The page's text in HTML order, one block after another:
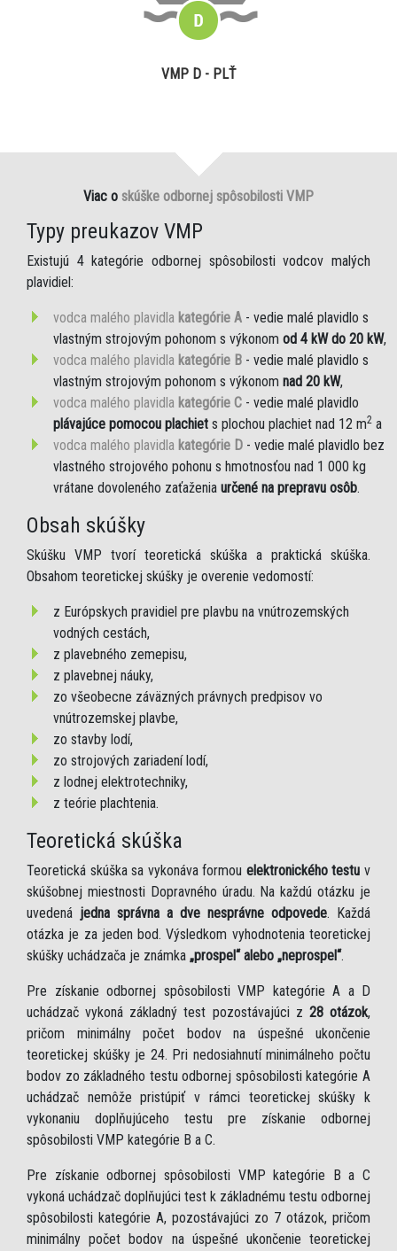
VMP D - PLŤ
Viac o skúške odbornej spôsobilosti VMP
Typy preukazov VMP
Existujú 4 kategórie odbornej spôsobilosti vodcov malých
plavidiel:
vodca malého plavidla kategórie A - vedie malé plavidlo s
vlastným strojovým pohonom s výkonom od 4 kW do 20 kW,
vodca malého plavidla kategórie B - vedie malé plavidlo s
vlastným strojovým pohonom s výkonom nad 20 kW,
vodca malého plavidla kategórie C - vedie malé plavidlo
plávajúce pomocou plachiet s plochou plachiet nad 12 m2 a
vodca malého plavidla kategórie D - vedie malé plavidlo bez
vlastného strojového pohonu s hmotnosťou nad 1 000 kg
vrátane dovoleného zaťaženia určené na prepravu osôb.
Obsah skúšky
Skúšku VMP tvorí teoretická skúška a praktická skúška.
Obsahom teoretickej skúšky je overenie vedomostí:
z Európskych pravidiel pre plavbu na vnútrozemských
vodných cestách,
z plavebného zemepisu,
z plavebnej náuky,
zo všeobecne záväzných právnych predpisov vo
vnútrozemskej plavbe,
zo stavby lodí,
zo strojových zariadení lodí,
z lodnej elektrotechniky,
z teórie plachtenia.
Teoretická skúška
Teoretická skúška sa vykonáva formou elektronického testu v
skúšobnej miestnosti Dopravného úradu. Na každú otázku je
uvedená jedna správna a dve nesprávne odpovede. Každá
otázka je za jeden bod. Výsledkom vyhodnotenia teoretickej
skúšky uchádzača je známka „prospel“ alebo „neprospel“.
Pre získanie odbornej spôsobilosti VMP kategórie A a D
uchádzač vykoná základný test pozostávajúci z 28 otázok,
pričom minimálny počet bodov na úspešné ukončenie
teoretickej skúšky je 24. Pri nedosiahnutí minimálneho počtu
bodov zo základného testu odbornej spôsobilosti kategórie A
uchádzač nemôže pristúpiť v rámci teoretickej skúšky k
vykonaniu doplňujúceho testu pre získanie odbornej
spôsobilosti VMP kategórie B a C.
Pre získanie odbornej spôsobilosti VMP kategórie B a C
vykoná uchádzač doplňujúci test k základnému testu odbornej
spôsobilosti kategórie A, pozostávajúci zo 7 otázok, pričom
minimálny počet bodov na úspešné ukončenie teoretickej